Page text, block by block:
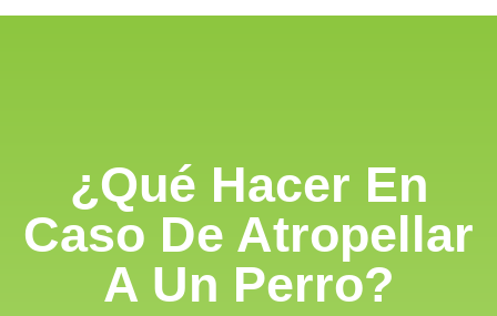
¿Qué Hacer En
Caso De Atropellar
A Un Perro?